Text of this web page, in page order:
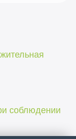
соблюдении